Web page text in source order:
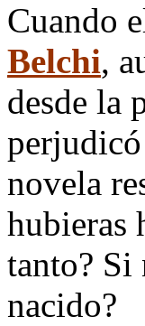
Cuando
Belchi,
desde la
novela
hubieras
tanto? Si
nacido?